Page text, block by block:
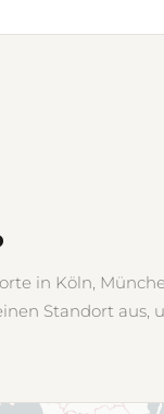
in Köln,
Standort aus,